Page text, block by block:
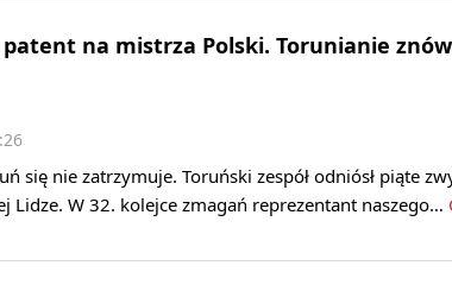
na mistrza Polski. Torunianie
się nie zatrzymuje. Toruński zespół odniósł piąte
Lidze. W 32. kolejce zmagań reprezentant naszego…